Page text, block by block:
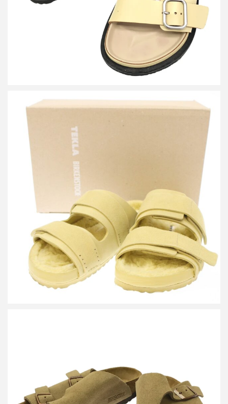
ビルケンシュトック×テクラ Uji Suede スウェードストラップサン
買取金額12,000円
詳しく見る
ビルケンシュトック Zurich チューリッヒ スエードレザーサンダル
0050463